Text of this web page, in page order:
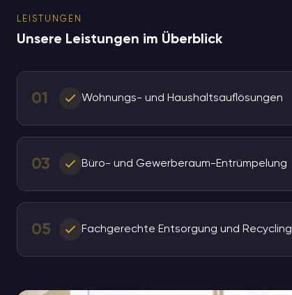
LEISTUNGEN
Unsere Leistungen im Überblick
01 Wohnungs- und Haushaltsauflösungen
03 Büro- und Gewerberaum-Entrümpelung
05 Fachgerechte Entsorgung und Recycling